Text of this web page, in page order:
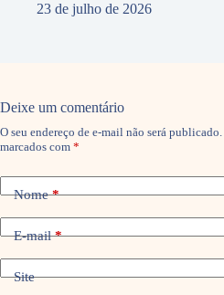
23 de julho de 2026
Deixe um comentário
O seu endereço de e-mail não será publicado.
marcados com *
Nome*
E-mail*
Site